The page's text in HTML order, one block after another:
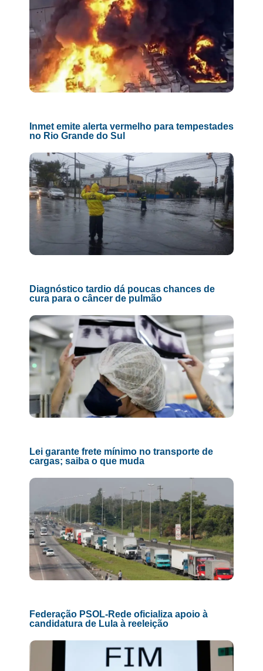
Inmet emite alerta vermelho para tempestades
no Rio Grande do Sul
Diagnóstico tardio dá poucas chances de
cura para o câncer de pulmão
Lei garante frete mínimo no transporte de
cargas; saiba o que muda
Federação PSOL-Rede oficializa apoio à
candidatura de Lula à reeleição